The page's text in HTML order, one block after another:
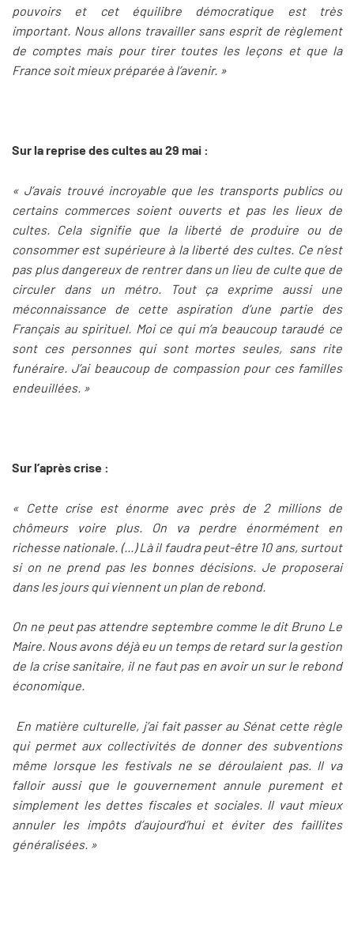
pouvoirs et cet équilibre démocratique est très
important. Nous allons travailler sans esprit de règlement
de comptes mais pour tirer toutes les leçons et que la
France soit mieux préparée à l’avenir. »
Sur la reprise des cultes au 29 mai :
« J’avais trouvé incroyable que les transports publics ou
certains commerces soient ouverts et pas les lieux de
cultes. Cela signifie que la liberté de produire ou de
consommer est supérieure à la liberté des cultes. Ce n’est
pas plus dangereux de rentrer dans un lieu de culte que de
circuler dans un métro. Tout ça exprime aussi une
méconnaissance de cette aspiration d’une partie des
Français au spirituel. Moi ce qui m’a beaucoup taraudé ce
sont ces personnes qui sont mortes seules, sans rite
funéraire. J’ai beaucoup de compassion pour ces familles
endeuillées. »
Sur l’après crise :
« Cette crise est énorme avec près de 2 millions de
chômeurs voire plus. On va perdre énormément en
richesse nationale. (...) Là il faudra peut-être 10 ans, surtout
si on ne prend pas les bonnes décisions. Je proposerai
dans les jours qui viennent un plan de rebond.
On ne peut pas attendre septembre comme le dit Bruno Le
Maire. Nous avons déjà eu un temps de retard sur la gestion
de la crise sanitaire, il ne faut pas en avoir un sur le rebond
économique.
En matière culturelle, j’ai fait passer au Sénat cette règle
qui permet aux collectivités de donner des subventions
même lorsque les festivals ne se déroulaient pas. Il va
falloir aussi que le gouvernement annule purement et
simplement les dettes fiscales et sociales. Il vaut mieux
annuler les impôts d’aujourd’hui et éviter des faillites
généralisées. »